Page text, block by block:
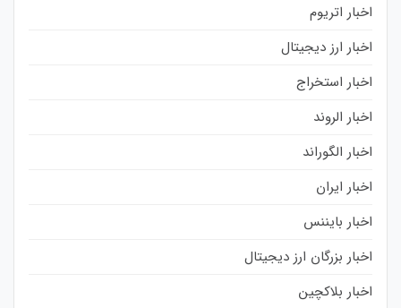
اخبار اتریوم
اخبار ارز دیجیتال
اخبار استخراج
اخبار الروند
اخبار الگوراند
اخبار ایران
اخبار بایننس
اخبار بزرگان ارز دیجیتال
اخبار بلاکچین